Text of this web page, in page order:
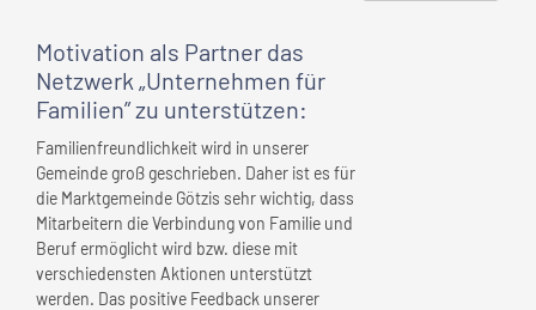
Motivation als Partner das
Netzwerk „Unternehmen für
Familien” zu unterstützen:
Familienfreundlichkeit wird in unserer
Gemeinde groß geschrieben. Daher ist es für
die Marktgemeinde Götzis sehr wichtig, dass
Mitarbeitern die Verbindung von Familie und
Beruf ermöglicht wird bzw. diese mit
verschiedensten Aktionen unterstützt
werden. Das positive Feedback unserer